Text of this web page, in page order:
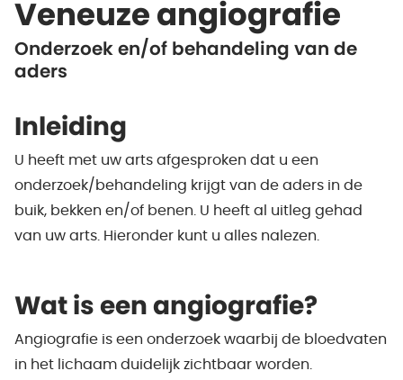
Veneuze angiografie
Onderzoek en/of behandeling van de
aders
Inleiding
U heeft met uw arts afgesproken dat u een
onderzoek/behandeling krijgt van de aders in de
buik, bekken en/of benen. U heeft al uitleg gehad
van uw arts. Hieronder kunt u alles nalezen.
Wat is een angiografie?
Angiografie is een onderzoek waarbij de bloedvaten
in het lichaam duidelijk zichtbaar worden.